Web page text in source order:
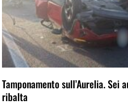
Tamponamento sull’Aurelia. Sei
ribalta